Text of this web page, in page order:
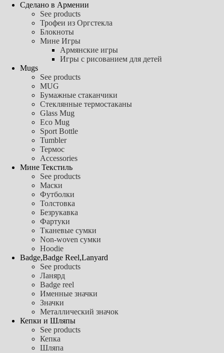
Сделано в Армении
See products
Трофеи из Оргстекла
Блокноты
Мине Игры
Армянские игры
Игры с рисованием для детей
Mugs
See products
MUG
Бумажные стаканчики
Стеклянные термостаканы
Glass Mug
Eco Mug
Sport Bottle
Tumbler
Термос
Accessories
Мине Текстиль
See products
Маски
Футболки
Толстовка
Безрукавка
Фартуки
Тканевые сумки
Non-woven сумки
Hoodie
Badge,Badge Reel,Lanyard
See products
Ланярд
Badge reel
Именные значки
Значки
Металлический значок
Кепки и Шляпы
See products
Кепка
Шляпа